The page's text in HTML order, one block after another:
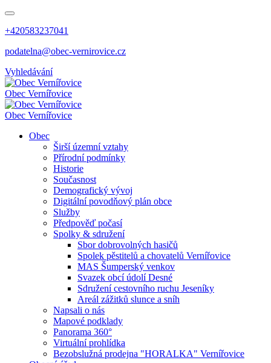
+420583237041
podatelna@obec-vernirovice.cz
Vyhledávání
Obec Vernířovice
Obec Vernířovice
Obec
Širší územní vztahy
Přírodní podmínky
Historie
Současnost
Demografický vývoj
Digitální povodňový plán obce
Služby
Předpověď počasí
Spolky & sdružení
Sbor dobrovolných hasičů
Spolek pěstitelů a chovatelů Vernířovice
MAS Šumperský venkov
Svazek obcí údolí Desné
Sdružení cestovního ruchu Jeseníky
Areál zážitků slunce a sníh
Napsali o nás
Mapové podklady
Panorama 360°
Virtuální prohlídka
Bezobslužná prodejna "HORALKA" Vernířovice